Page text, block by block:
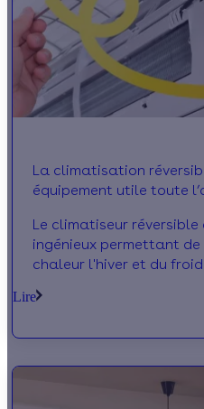
La climatisation
équipement utile toute
Le climatiseur réversible
ingénieux permettant
chaleur l'hiver et du froid
Lire